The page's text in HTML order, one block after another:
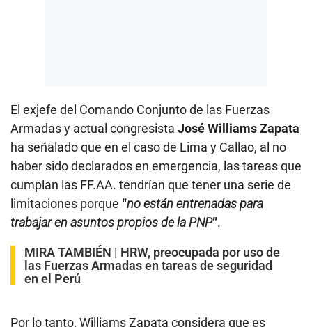
El exjefe del Comando Conjunto de las Fuerzas
Armadas y actual congresista José Williams Zapata
ha señalado que en el caso de Lima y Callao, al no
haber sido declarados en emergencia, las tareas que
cumplan las FF.AA. tendrían que tener una serie de
limitaciones porque “no están entrenadas para
trabajar en asuntos propios de la PNP”.
MIRA TAMBIÉN | HRW, preocupada por uso de
las Fuerzas Armadas en tareas de seguridad
en el Perú
Por lo tanto, Williams Zapata considera que es